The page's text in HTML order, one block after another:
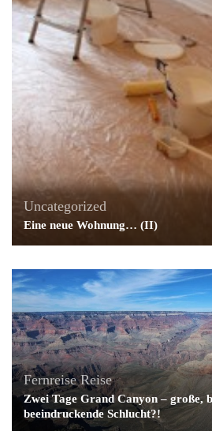
Uncategorized
Eine neue Wohnung… (II)
Fernreise Reise
Zwei Tage Grand Canyon – große,
beeindruckende Schlucht?!